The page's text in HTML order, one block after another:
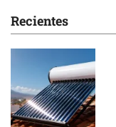
Recientes